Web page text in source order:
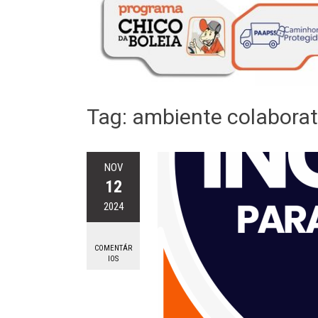
Tag: ambiente
NOV
12
2024
COMENTÁR
IOS